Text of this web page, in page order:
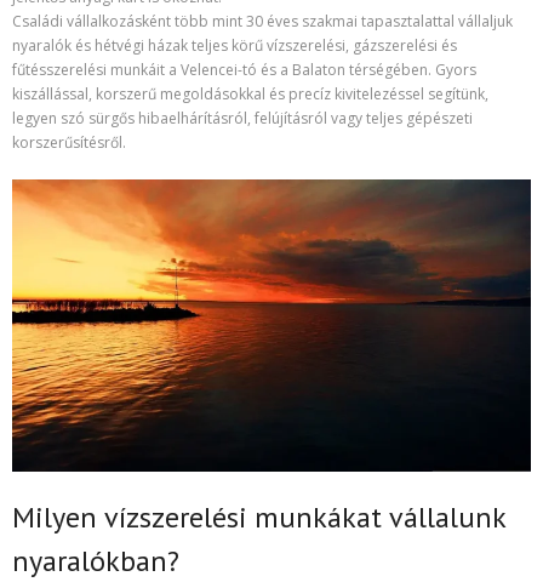
Családi vállalkozásként több mint 30 éves szakmai tapasztalattal vállaljuk
nyaralók és hétvégi házak teljes körű vízszerelési, gázszerelési és
fűtésszerelési munkáit a Velencei-tó és a Balaton térségében. Gyors
kiszállással, korszerű megoldásokkal és precíz kivitelezéssel segítünk,
legyen szó sürgős hibaelhárításról, felújításról vagy teljes gépészeti
korszerűsítésről.
Milyen vízszerelési munkákat vállalunk
nyaralókban?